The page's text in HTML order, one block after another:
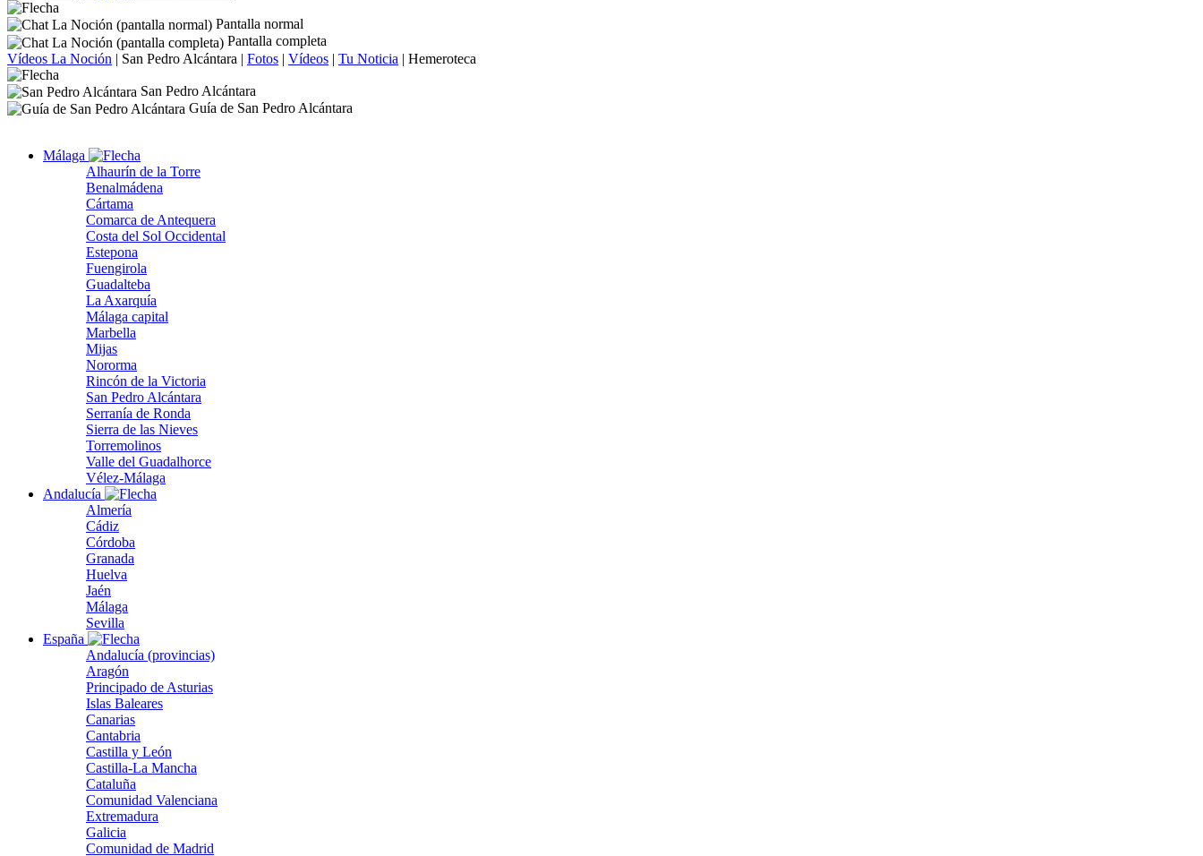
Pantalla normal
Pantalla completa
Vídeos La Noción | San Pedro Alcántara | Fotos | Vídeos | Tu Noticia | Hemeroteca
San Pedro Alcántara
Guía de San Pedro Alcántara
Málaga
Alhaurín de la Torre
Benalmádena
Cártama
Comarca de Antequera
Costa del Sol Occidental
Estepona
Fuengirola
Guadalteba
La Axarquía
Málaga capital
Marbella
Mijas
Nororma
Rincón de la Victoria
San Pedro Alcántara
Serranía de Ronda
Sierra de las Nieves
Torremolinos
Valle del Guadalhorce
Vélez-Málaga
Andalucía
Almería
Cádiz
Córdoba
Granada
Huelva
Jaén
Málaga
Sevilla
España
Andalucía (provincias)
Aragón
Principado de Asturias
Islas Baleares
Canarias
Cantabria
Castilla y León
Castilla-La Mancha
Cataluña
Comunidad Valenciana
Extremadura
Galicia
Comunidad de Madrid